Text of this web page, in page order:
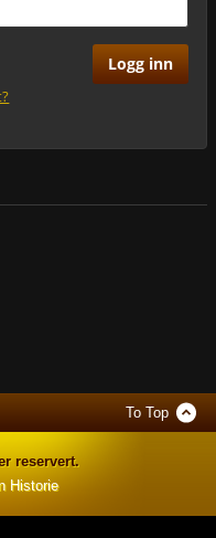
To Top
reservert.
Historie